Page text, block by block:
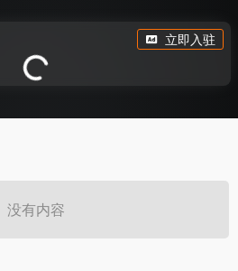
立即入驻
没有内容